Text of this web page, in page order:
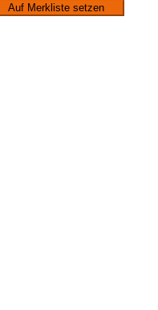
Auf Merkliste setzen